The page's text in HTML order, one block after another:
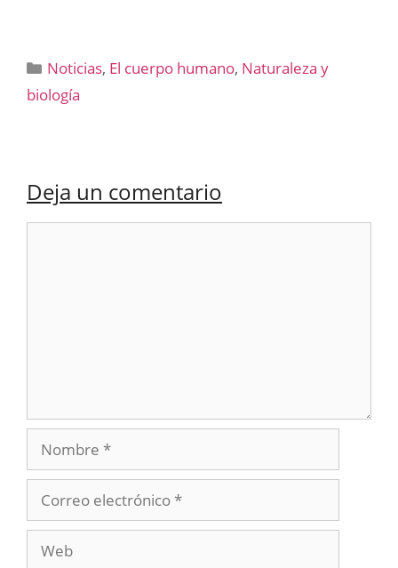
Categorías
Noticias, El cuerpo humano, Naturaleza y
biología
Deja un comentario
electrónico